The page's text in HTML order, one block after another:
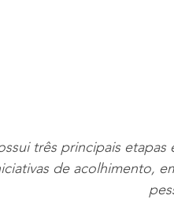
três principais
de acolhimento,